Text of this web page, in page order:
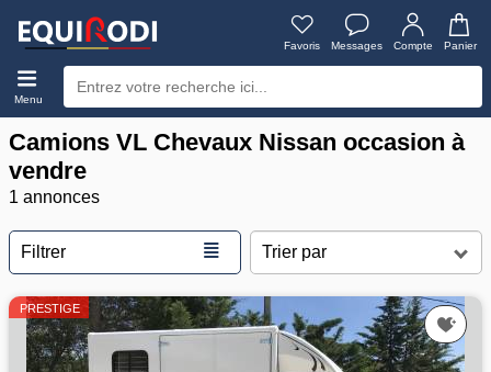
Favoris Messages Compte Panier
Menu
Camions VL Chevaux Nissan occasion à
vendre
1 annonces
Filtrer ≣
PRESTIGE